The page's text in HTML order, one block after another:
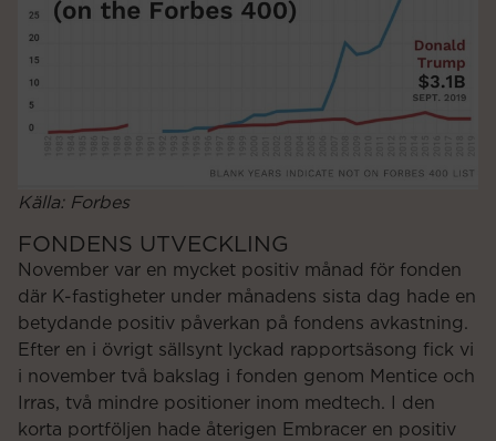
Källa: Forbes
FONDENS UTVECKLING
November var en mycket positiv månad för fonden
där K-fastigheter under månadens sista dag hade en
betydande positiv påverkan på fondens avkastning.
Efter en i övrigt sällsynt lyckad rapportsäsong fick vi
i november två bakslag i fonden genom Mentice och
Irras, två mindre positioner inom medtech. I den
korta portföljen hade återigen Embracer en positiv